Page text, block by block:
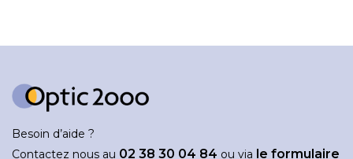
Besoin d’aide ?
Contactez nous au 02 38 30 04 84 ou via le formulaire